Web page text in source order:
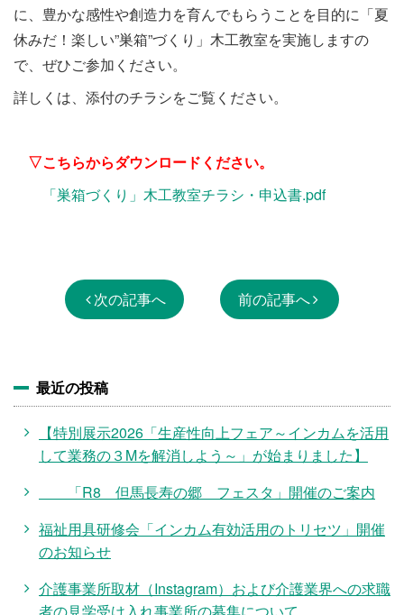
に、豊かな感性や創造力を育んでもらうことを目的に「夏
休みだ！楽しい”巣箱”づくり」木工教室を実施しますの
で、ぜひご参加ください。
詳しくは、添付のチラシをご覧ください。
▽こちらからダウンロードください。
「巣箱づくり」木工教室チラシ・申込書.pdf
次の記事へ 前の記事へ
最近の投稿
【特別展示2026「生産性向上フェア～インカムを活用
して業務の３Mを解消しよう～」が始まりました】
「R8 但馬長寿の郷 フェスタ」開催のご案内
福祉用具研修会「インカム有効活用のトリセツ」開催
のお知らせ
介護事業所取材（Instagram）および介護業界への求職